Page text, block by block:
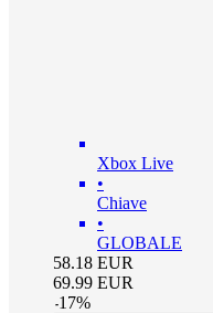
Xbox Live
•
Chiave
•
GLOBALE
58.18 EUR
69.99 EUR
-17%